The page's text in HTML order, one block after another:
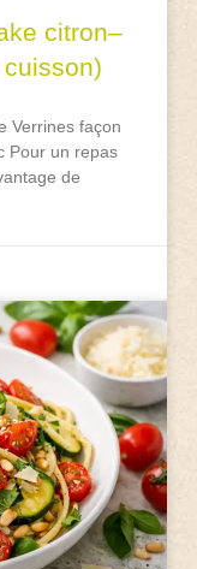
citron–
Verrines façon
Pour un repas
de